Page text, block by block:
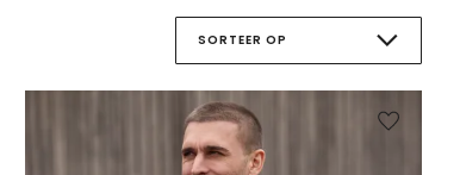
SORTEER OP